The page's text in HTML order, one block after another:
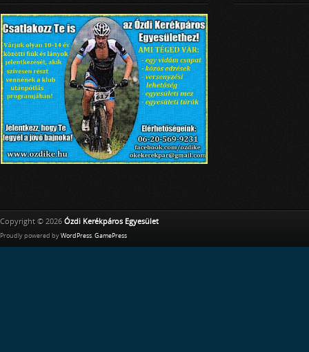
Copyright © 2026 Ózdi Kerékpáros Egyesület
Proudly powered by WordPress. GamePress